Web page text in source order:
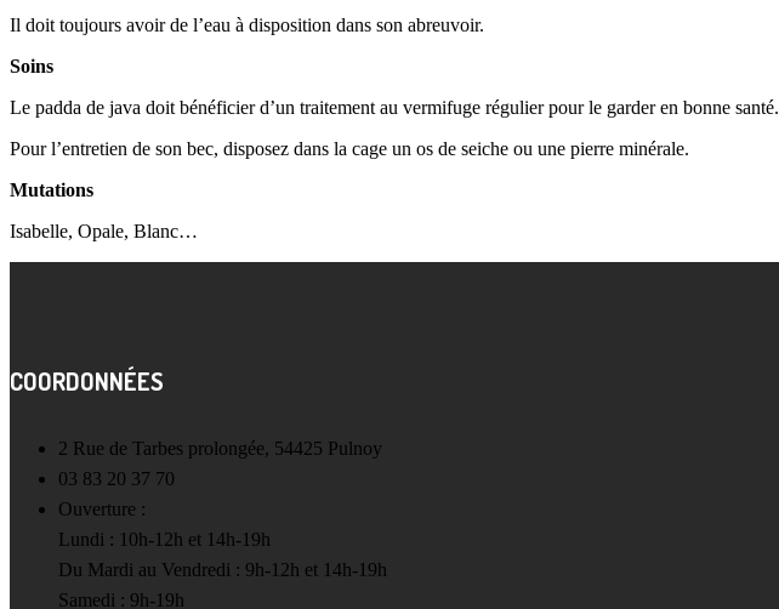
Il doit toujours avoir de l’eau à disposition dans son abreuvoir.
Soins
Le padda de java doit bénéficier d’un traitement au vermifuge régulier pour le garder en bonne santé.
Pour l’entretien de son bec, disposez dans la cage un os de seiche ou une pierre minérale.
Mutations
Isabelle, Opale, Blanc…
COORDONNÉES
2 Rue de Tarbes prolongée, 54425 Pulnoy
03 83 20 37 70
Ouverture :
Lundi : 10h-12h et 14h-19h
Du Mardi au Vendredi : 9h-12h et 14h-19h
Samedi : 9h-19h